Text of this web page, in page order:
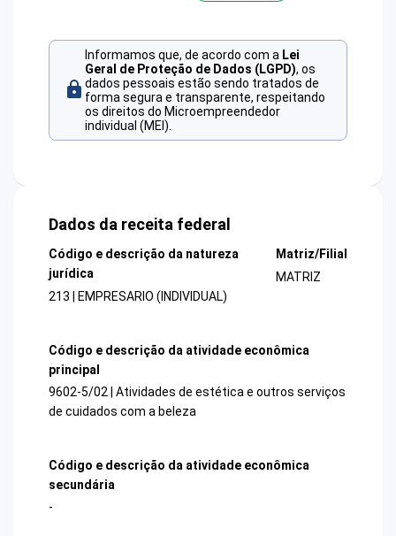
Informamos que, de acordo com a Lei
Geral de Proteção de Dados (LGPD), os
dados pessoais estão sendo tratados de
forma segura e transparente, respeitando
os direitos do Microempreendedor
individual (MEI).
Dados da receita federal
Código e descrição da natureza
jurídica
213 | EMPRESARIO (INDIVIDUAL)
Matriz/Filial
MATRIZ
Código e descrição da atividade econômica
principal
9602-5/02 | Atividades de estética e outros serviços
de cuidados com a beleza
Código e descrição da atividade econômica
secundária
-